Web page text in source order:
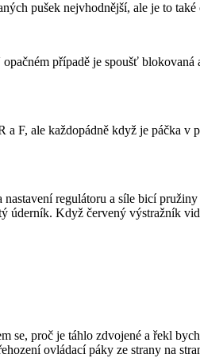
pušek nejvhodnější, ale je to
případě je spoušť
F, ale každopádně když je páčka v
regulátoru a síle bicí
úderník. Když červený výstražník
se, proč je táhlo zdvojené a řekl
ovládací páky ze strany na